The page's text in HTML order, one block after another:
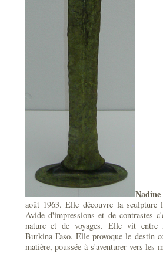
août 1963. Elle découvre la sculpture
Avide d'impressions et de contrastes
nature et de voyages. Elle vit
Burkina Faso. Elle provoque le destin
matière, poussée à s'aventurer vers les